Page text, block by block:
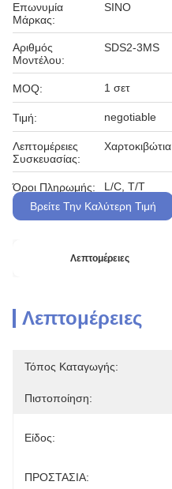
Επωνυμία
Μάρκας:
SINO
Αριθμός
Μοντέλου:
SDS2-3MS
MOQ: 1 σετ
Τιμή: negotiable
Λεπτομέρειες
Συσκευασίας:
Χαρτοκιβώτια
Όροι Πληρωμής:
L/C, T/T
Βρείτε Την Καλύτερη Τιμή
Λεπτομέρειες
Λεπτομέρειες
Τόπος Καταγωγής:
Πιστοποίηση:
Είδος:
ΠΡΟΣΤΑΣΙΑ: